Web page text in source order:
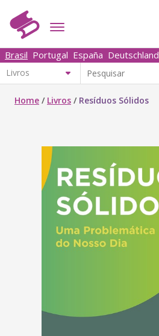
Brasil Portugal España Deutschland
Home / Livros / Resíduos Sólidos